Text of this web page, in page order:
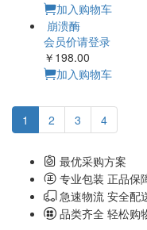
加入购物车
崩溃酶
会员价请登录
￥198.00
加入购物车
1 2 3 4
最优采购方案
专业包装 正品保
急速物流 安全配
品类齐全 轻松购